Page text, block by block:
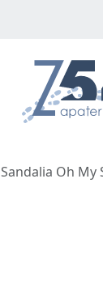
Sandalia Oh My